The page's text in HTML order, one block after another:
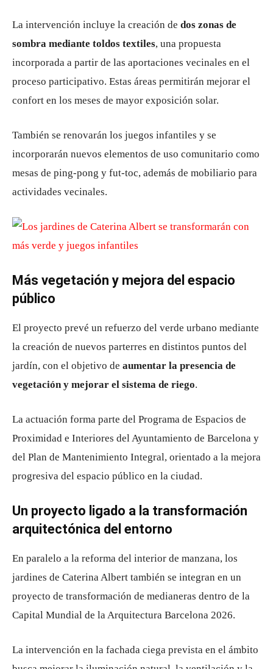
La intervención incluye la creación de dos zonas de
sombra mediante toldos textiles, una propuesta
incorporada a partir de las aportaciones vecinales en el
proceso participativo. Estas áreas permitirán mejorar el
confort en los meses de mayor exposición solar.
También se renovarán los juegos infantiles y se
incorporarán nuevos elementos de uso comunitario como
mesas de ping-pong y fut-toc, además de mobiliario para
actividades vecinales.
Más vegetación y mejora del espacio
público
El proyecto prevé un refuerzo del verde urbano mediante
la creación de nuevos parterres en distintos puntos del
jardín, con el objetivo de aumentar la presencia de
vegetación y mejorar el sistema de riego.
La actuación forma parte del Programa de Espacios de
Proximidad e Interiores del Ayuntamiento de Barcelona y
del Plan de Mantenimiento Integral, orientado a la mejora
progresiva del espacio público en la ciudad.
Un proyecto ligado a la transformación
arquitectónica del entorno
En paralelo a la reforma del interior de manzana, los
jardines de Caterina Albert también se integran en un
proyecto de transformación de medianeras dentro de la
Capital Mundial de la Arquitectura Barcelona 2026.
La intervención en la fachada ciega prevista en el ámbito